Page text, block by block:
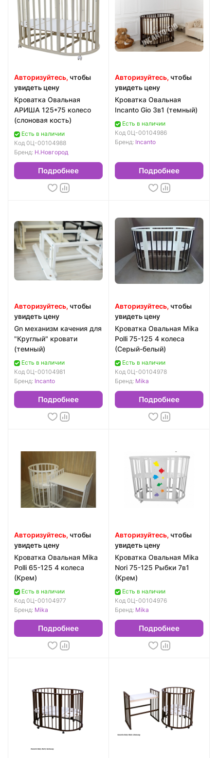
Авторизуйтесь, чтобы
увидеть цену
Кроватка Овальная
АРИША 125*75 колесо
(слоновая кость)
Есть в наличии
Код 0Ц-00104988
Бренд: Н.Новгород
Подробнее
Авторизуйтесь, чтобы
увидеть цену
Кроватка Овальная
Incanto Gio 3в1 (темный)
Есть в наличии
Код 0Ц-00104986
Бренд: Incanto
Подробнее
Авторизуйтесь, чтобы
увидеть цену
Gn механизм качения для
"Круглый" кровати
(темный)
Есть в наличии
Код 0Ц-00104981
Бренд: Incanto
Подробнее
Авторизуйтесь, чтобы
увидеть цену
Кроватка Овальная Mika
Polli 75-125 4 колеса
(Серый-белый)
Есть в наличии
Код 0Ц-00104978
Бренд: Mika
Подробнее
Авторизуйтесь, чтобы
увидеть цену
Кроватка Овальная Mika
Polli 65-125 4 колеса
(Крем)
Есть в наличии
Код 0Ц-00104977
Бренд: Mika
Подробнее
Авторизуйтесь, чтобы
увидеть цену
Кроватка Овальная Mika
Nori 75-125 Рыбки 7в1
(Крем)
Есть в наличии
Код 0Ц-00104976
Бренд: Mika
Подробнее